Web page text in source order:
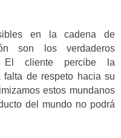
en la cadena de
son los verdaderos
El cliente percibe la
falta de respeto hacia su
estos mundanos
del mundo no podrá